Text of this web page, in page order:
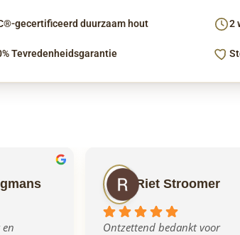
gecertificeerd duurzaam hout 2
Tevredenheidsgarantie
Riet Stroomer
Ontzettend bedankt voor